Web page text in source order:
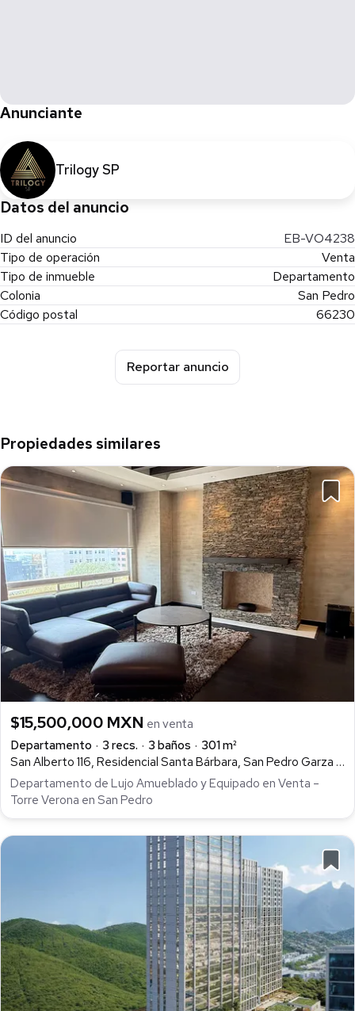
Anunciante
Trilogy SP
Datos del anuncio
ID del anuncio
EB-VO4238
Tipo de operación
Venta
Tipo de inmueble
Departamento
Colonia
San Pedro
Código postal
66230
Reportar anuncio
Propiedades similares
$15,500,000 MXN en venta
Departamento
3 recs. 3 baños
301 m²
San Alberto 116, Residencial Santa Bárbara, San Pedro Garza García
Departamento de Lujo Amueblado y Equipado en Venta –
Torre Verona en San Pedro